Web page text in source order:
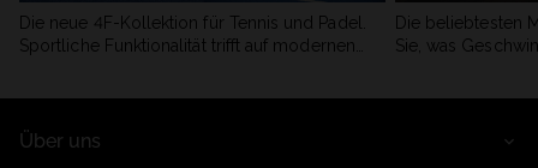
Die neue 4F-Kollektion für Tennis und Padel.
Sportliche Funktionalität trifft auf modernen
Die beliebtesten
Sie, was
Über uns